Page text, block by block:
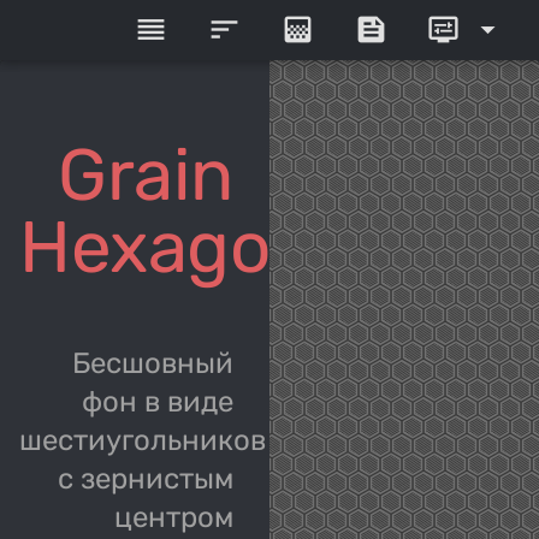
reorder sort gradient feed display_settings arrow_drop_down
Grain
Hexagons
Бесшовный
фон в виде
шестиугольников
с зернистым
центром